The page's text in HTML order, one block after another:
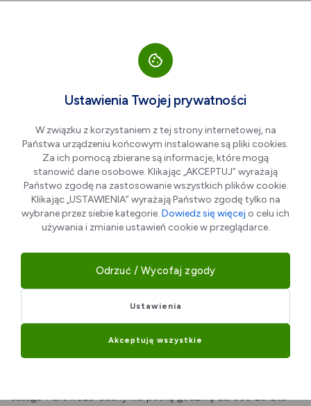
Parowóz - Sauna
Parowóz - Sauna Mobilna - powstał z miłości do natury i
aktywności fizycznej. Pozwala Ci znaleźć chwilę ukojenia i
relaksu w przepięknym otoczeniu przyrody nad
jeziora. Brzmi jak przepis na cudowny relaks?
całego Parowozu-Sauny na pełną godzinę za 660 zł. Dla
Ustawienia Twojej prywatności
W związku z korzystaniem z tej strony internetowej, na
Państwa urządzeniu końcowym instalowane są pliki cookies.
Za ich pomocą zbierane są informacje, które mogą
stanowić dane osobowe. Klikając „AKCEPTUJ” wyrażają
Państwo zgodę na zastosowanie wszystkich plików cookie.
Klikając „USTAWIENIA” wyrażają Państwo zgodę tylko na
wybrane przez siebie kategorie. Dowiedz się więcej o celu ich
używania i zmianie ustawień cookie w przeglądarce.
Odrzuć / Wycofaj zgody
Ustawienia
Akceptuję wszystkie